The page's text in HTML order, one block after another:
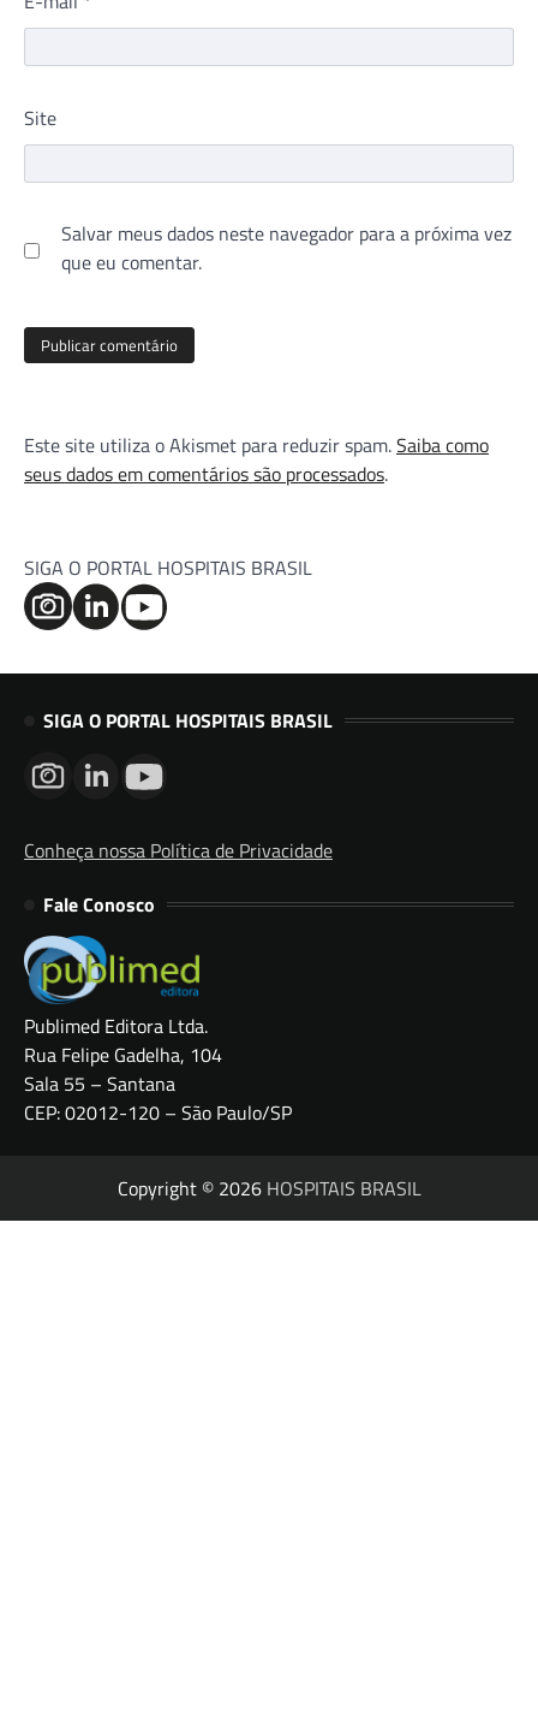
Site
Salvar meus dados neste navegador para a próxima vez
que eu comentar.
Este site utiliza o Akismet para reduzir spam.Saiba como
seus dados em comentários são processados.
SIGA O PORTAL HOSPITAIS BRASIL
SIGA O PORTAL HOSPITAIS BRASIL
Conheça nossa Política de Privacidade
Fale Conosco
Publimed Editora Ltda.
Rua Felipe Gadelha, 104
Sala 55 – Santana
CEP: 02012-120 – São Paulo/SP
Copyright © 2026 HOSPITAIS BRASIL